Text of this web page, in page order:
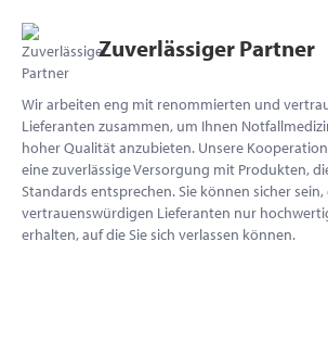
Zuverlässiger Partner
Wir arbeiten eng mit renommierten und
Lieferanten zusammen, um Ihnen
hoher Qualität anzubieten. Unsere
eine zuverlässige Versorgung mit Produkten,
Standards entsprechen. Sie können sicher sein,
vertrauenswürdigen Lieferanten nur
erhalten, auf die Sie sich verlassen können.